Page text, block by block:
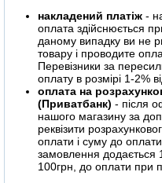
накладений платіж -
оплата здійснюється
даному випадку ви не
товару і проводите
Перевізники за
оплату в розмірі 1-2%
оплата на
(Приватбанк) - після
нашого магазину за
реквізити
оплати і суму до
замовлення додається
100грн, до оплати при